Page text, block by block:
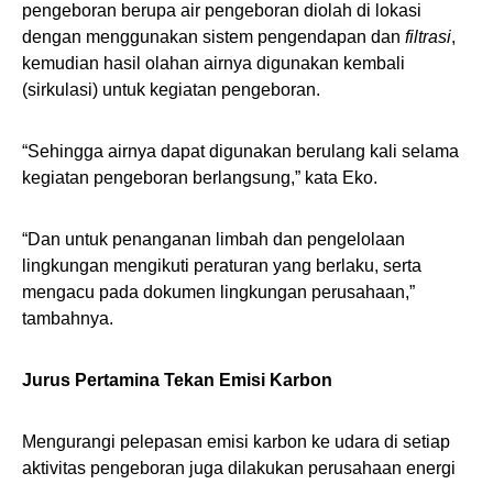
pengeboran berupa air pengeboran diolah di lokasi
dengan menggunakan sistem pengendapan dan filtrasi,
kemudian hasil olahan airnya digunakan kembali
(sirkulasi) untuk kegiatan pengeboran.
“Sehingga airnya dapat digunakan berulang kali selama
kegiatan pengeboran berlangsung,” kata Eko.
“Dan untuk penanganan limbah dan pengelolaan
lingkungan mengikuti peraturan yang berlaku, serta
mengacu pada dokumen lingkungan perusahaan,”
tambahnya.
Jurus Pertamina Tekan Emisi Karbon
Mengurangi pelepasan emisi karbon ke udara di setiap
aktivitas pengeboran juga dilakukan perusahaan energi